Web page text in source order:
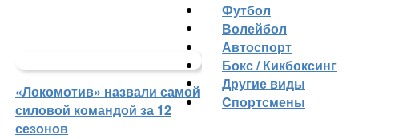
«Локомотив» назвали самой
силовой командой за 12
сезонов
Футбол
Волейбол
Автоспорт
Бокс / Кикбоксинг
Другие виды
Cпортсмены